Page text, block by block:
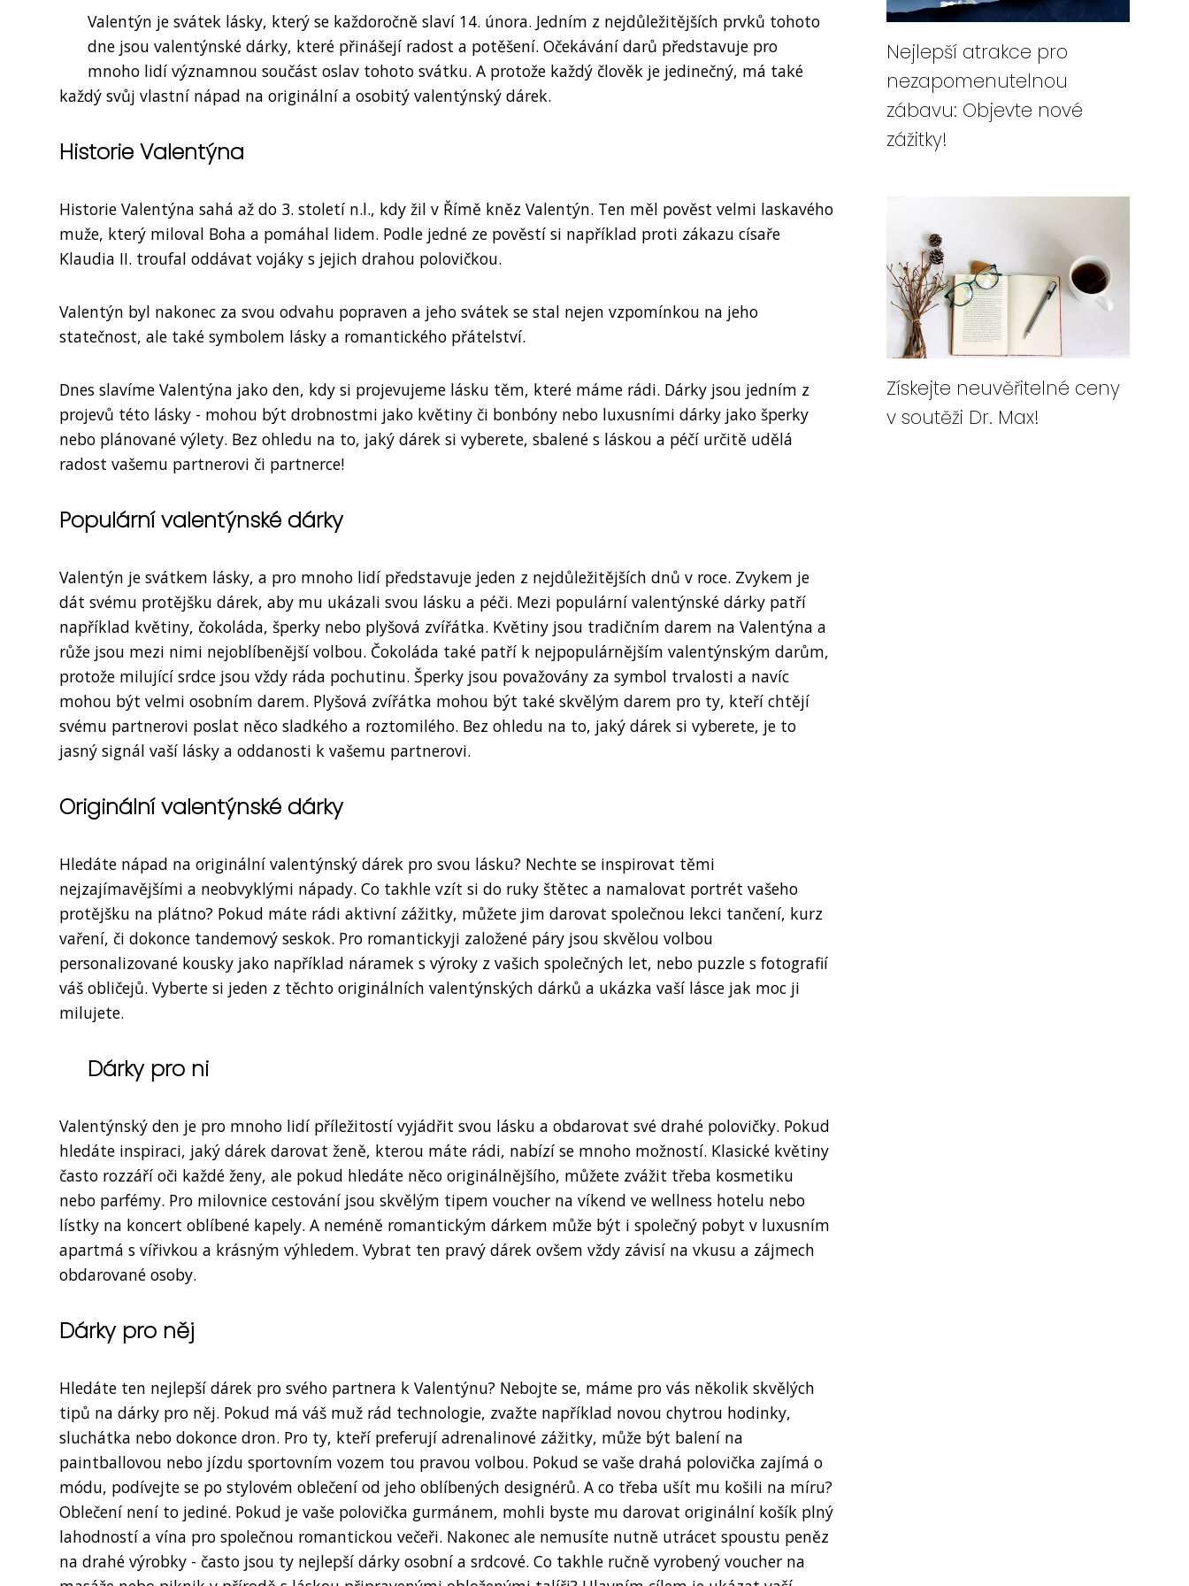
Valentýn je svátek lásky, který se každoročně slaví 14. února. Jedním z nejdůležitějších prvků tohoto
dne jsou valentýnské dárky, které přinášejí radost a potěšení. Očekávání darů představuje pro
mnoho lidí významnou součást oslav tohoto svátku. A protože každý člověk je jedinečný, má také
každý svůj vlastní nápad na originální a osobitý valentýnský dárek.
Historie Valentýna
Historie Valentýna sahá až do 3. století n.l., kdy žil v Římě kněz Valentýn. Ten měl pověst velmi laskavého
muže, který miloval Boha a pomáhal lidem. Podle jedné ze pověstí si například proti zákazu císaře
Klaudia II. troufal oddávat vojáky s jejich drahou polovičkou.
Valentýn byl nakonec za svou odvahu popraven a jeho svátek se stal nejen vzpomínkou na jeho
statečnost, ale také symbolem lásky a romantického přátelství.
Dnes slavíme Valentýna jako den, kdy si projevujeme lásku těm, které máme rádi. Dárky jsou jedním z
projevů této lásky - mohou být drobnostmi jako květiny či bonbóny nebo luxusními dárky jako šperky
nebo plánované výlety. Bez ohledu na to, jaký dárek si vyberete, sbalené s láskou a péčí určitě udělá
radost vašemu partnerovi či partnerce!
Populární valentýnské dárky
Valentýn je svátkem lásky, a pro mnoho lidí představuje jeden z nejdůležitějších dnů v roce. Zvykem je
dát svému protějšku dárek, aby mu ukázali svou lásku a péči. Mezi populární valentýnské dárky patří
například květiny, čokoláda, šperky nebo plyšová zvířátka. Květiny jsou tradičním darem na Valentýna a
růže jsou mezi nimi nejoblíbenější volbou. Čokoláda také patří k nejpopulárnějším valentýnským darům,
protože milující srdce jsou vždy ráda pochutinu. Šperky jsou považovány za symbol trvalosti a navíc
mohou být velmi osobním darem. Plyšová zvířátka mohou být také skvělým darem pro ty, kteří chtějí
svému partnerovi poslat něco sladkého a roztomilého. Bez ohledu na to, jaký dárek si vyberete, je to
jasný signál vaší lásky a oddanosti k vašemu partnerovi.
Originální valentýnské dárky
Hledáte nápad na originální valentýnský dárek pro svou lásku? Nechte se inspirovat těmi
nejzajímavějšími a neobvyklými nápady. Co takhle vzít si do ruky štětec a namalovat portrét vašeho
protějšku na plátno? Pokud máte rádi aktivní zážitky, můžete jim darovat společnou lekci tančení, kurz
vaření, či dokonce tandemový seskok. Pro romantickyji založené páry jsou skvělou volbou
personalizované kousky jako například náramek s výroky z vašich společných let, nebo puzzle s fotografií
váš obličejů. Vyberte si jeden z těchto originálních valentýnských dárků a ukázka vaší lásce jak moc ji
milujete.
Dárky pro ni
Valentýnský den je pro mnoho lidí příležitostí vyjádřit svou lásku a obdarovat své drahé polovičky. Pokud
hledáte inspiraci, jaký dárek darovat ženě, kterou máte rádi, nabízí se mnoho možností. Klasické květiny
často rozzáří oči každé ženy, ale pokud hledáte něco originálnějšího, můžete zvážit třeba kosmetiku
nebo parfémy. Pro milovnice cestování jsou skvělým tipem voucher na víkend ve wellness hotelu nebo
lístky na koncert oblíbené kapely. A neméně romantickým dárkem může být i společný pobyt v luxusním
apartmá s vířivkou a krásným výhledem. Vybrat ten pravý dárek ovšem vždy závisí na vkusu a zájmech
obdarované osoby.
Dárky pro něj
Hledáte ten nejlepší dárek pro svého partnera k Valentýnu? Nebojte se, máme pro vás několik skvělých
tipů na dárky pro něj. Pokud má váš muž rád technologie, zvažte například novou chytrou hodinky,
sluchátka nebo dokonce dron. Pro ty, kteří preferují adrenalinové zážitky, může být balení na
paintballovou nebo jízdu sportovním vozem tou pravou volbou. Pokud se vaše drahá polovička zajímá o
módu, podívejte se po stylovém oblečení od jeho oblíbených designérů. A co třeba ušít mu košili na míru?
Oblečení není to jediné. Pokud je vaše polovička gurmánem, mohli byste mu darovat originální košík plný
lahodností a vína pro společnou romantickou večeři. Nakonec ale nemusíte nutně utrácet spoustu peněz
na drahé výrobky - často jsou ty nejlepší dárky osobní a srdcové. Co takhle ručně vyrobený voucher na
Nejlepší atrakce pro
nezapomenutelnou
zábavu: Objevte nové
zážitky!
Získejte neuvěřitelné ceny
v soutěži Dr. Max!